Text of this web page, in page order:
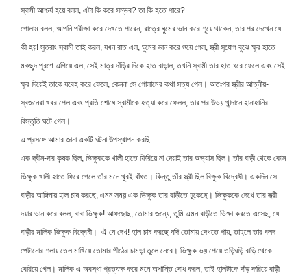
স্বামী আশ্চর্য হয়ে বলল, এটা কি করে সম্ভব? তা কি হতে পারে?
গোলাম বলল, আপনি পরীক্ষা করে দেখতে পারেন, রাত্রে ঘুমের ভান করে শূয়ে থাকেন, তার পর দেখেন যে
কী হয়! সুতরাং স্বামী তাই করল, যখন রাত এল, ঘুমের ভান করে শুয়ে গেল, স্ত্রী সুযোগ বুঝে ক্ষুর হাতে
মকছুদ পূরণে এগিয়ে এল, সেই মাত্র দাঁড়ির দিকে হাত বাড়াল, তখনি স্বামী তার হাত ধরে ফেলে এবং সেই
ক্ষুর দিয়েই তাকে যবেহ করে ফেলে, কেননা সে গোলামের কথা সত্য পেল। অতঃপর স্ত্রীর আত্নীয়-
স্বজনেরা খবর পেল এবং প্রতি শোধে স্বামীকে হত্যা করে ফেলল, তার পর উভয় খান্দানে হানাহানির
বিস্তৃতি ঘটে গেল।
এ প্রসঙ্গে আমার জানা একটি ঘটনা উপস্থাপন করছি-
এক দ্বীন-দার কৃষক ছিল, ভিক্ষুককে খালী হাতে ফিরিয়ে না দেয়াই তার অভ্যাস ছিল। তাঁর বাড়ী থেকে কোন
ভিক্ষুক খালী হাতে ফিরে গেলে তাঁর মনে খুবই বাঁধত। কিন্তু তাঁর স্ত্রী ছিল বিক্ষুক বিদ্বেষী। একদিন সে
বাড়ীর আঙ্গিনায় হাল চাষ করছে, এমন সময় এক ভিক্ষুক তার বাড়ীতে ঢুকেছে। ভিক্ষুককে দেখে তার স্ত্রী
দয়ার ভান করে বলল, বাবা ভিক্ষুক! আফছোছ, তোমার জন্যে; তুমি এমন বাড়ীতে ভিক্ষা করতে এসেছ, যে
বাড়ীর মালিক ভিক্ষুক বিদ্বেষী। ঐ যে দেখ! হাল চাষ করছে যদি তোমায় দেখতে পায়, তাহলে তার বলদ
পেটানোর শলায় তেল মাখিয়ে তোমার পীঠের চামড়া তুলে নেবে। ভিক্ষুক ভয় পেয়ে তড়িঘড়ি বাড়ি থেকে
বেরিয়ে গেল। মালিক এ অবস্থা প্রত্যক্ষ করে মনে অশান্তি বোধ করল, তাই হালটাকে দাঁড় করিয়ে বাড়ী